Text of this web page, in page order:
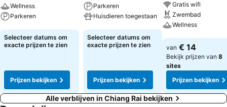
Wellness
Parkeren
Prijzen bekijken
Selecteer datums om
exacte prijzen te zien
Prijzen bekijken
Parkeren
Huisdieren toegestaan
Prijzen bekijken
Selecteer datums om
exacte prijzen te zien
Prijzen bekijken
Gratis wifi
Zwembad
Wellness
Prijzen bekijken
van € 14
Bekijk prijzen van 8
sites
Prijzen bekijken
Alle verblijven in Chiang Rai bekijken